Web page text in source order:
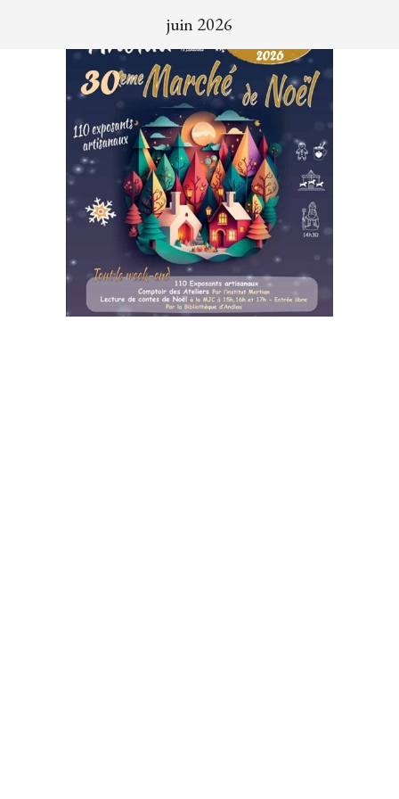
juin 2026
Prochaine
exposition